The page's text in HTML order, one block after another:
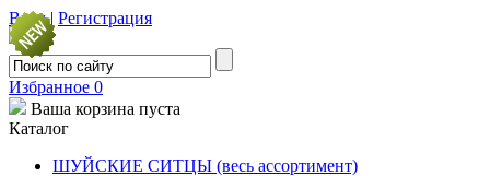
Вход| Регистрация
Избранное 0
Ваша корзина пуста
Каталог
ШУЙСКИЕ СИТЦЫ (весь ассортимент)